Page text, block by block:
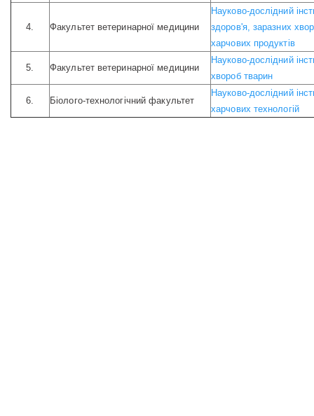
4. Факультет ветеринарної медицини
Науково-дослідний
здоров'я, заразних
харчових продуктів
5. Факультет ветеринарної медицини
Науково-дослідний
хвороб тварин
6. Біолого-технологічний факультет
Науково-дослідний
харчових технологій